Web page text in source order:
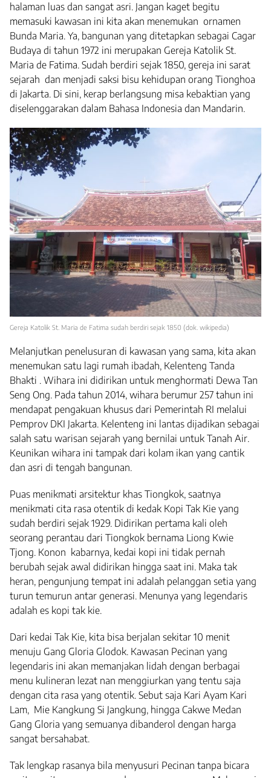
halaman luas dan sangat asri. Jangan kaget begitu
memasuki kawasan ini kita akan menemukan ornamen
Bunda Maria. Ya, bangunan yang ditetapkan sebagai Cagar
Budaya di tahun 1972 ini merupakan Gereja Katolik St.
Maria de Fatima. Sudah berdiri sejak 1850, gereja ini sarat
sejarah dan menjadi saksi bisu kehidupan orang Tionghoa
di Jakarta. Di sini, kerap berlangsung misa kebaktian yang
diselenggarakan dalam Bahasa Indonesia dan Mandarin.
Gereja Katolik St. Maria de Fatima sudah berdiri sejak 1850 (dok. wikipedia)
Melanjutkan penelusuran di kawasan yang sama, kita akan
menemukan satu lagi rumah ibadah, Kelenteng Tanda
Bhakti . Wihara ini didirikan untuk menghormati Dewa Tan
Seng Ong. Pada tahun 2014, wihara berumur 257 tahun ini
mendapat pengakuan khusus dari Pemerintah RI melalui
Pemprov DKI Jakarta. Kelenteng ini lantas dijadikan sebagai
salah satu warisan sejarah yang bernilai untuk Tanah Air.
Keunikan wihara ini tampak dari kolam ikan yang cantik
dan asri di tengah bangunan.
Puas menikmati arsitektur khas Tiongkok, saatnya
menikmati cita rasa otentik di kedak Kopi Tak Kie yang
sudah berdiri sejak 1929. Didirikan pertama kali oleh
seorang perantau dari Tiongkok bernama Liong Kwie
Tjong. Konon kabarnya, kedai kopi ini tidak pernah
berubah sejak awal didirikan hingga saat ini. Maka tak
heran, pengunjung tempat ini adalah pelanggan setia yang
turun temurun antar generasi. Menunya yang legendaris
adalah es kopi tak kie.
Dari kedai Tak Kie, kita bisa berjalan sekitar 10 menit
menuju Gang Gloria Glodok. Kawasan Pecinan yang
legendaris ini akan memanjakan lidah dengan berbagai
menu kulineran lezat nan menggiurkan yang tentu saja
dengan cita rasa yang otentik. Sebut saja Kari Ayam Kari
Lam, Mie Kangkung Si Jangkung, hingga Cakwe Medan
Gang Gloria yang semuanya dibanderol dengan harga
sangat bersahabat.
Tak lengkap rasanya bila menyusuri Pecinan tanpa bicara